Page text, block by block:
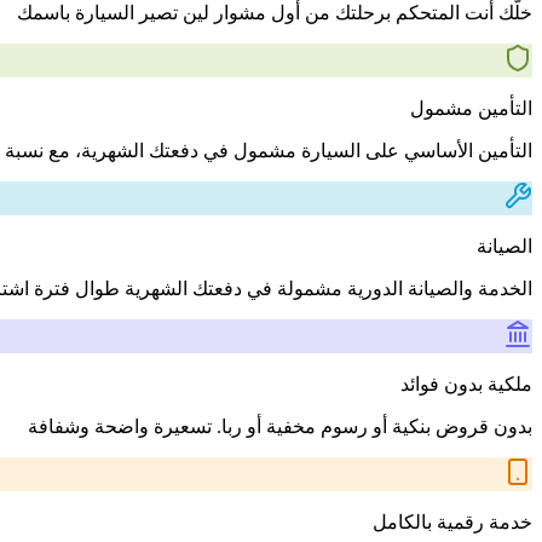
خلّك أنت المتحكم برحلتك من أول مشوار لين تصير السيارة باسمك
التأمين مشمول
التأمين الأساسي على السيارة مشمول في دفعتك الشهرية، مع
الصيانة
الخدمة والصيانة الدورية مشمولة في دفعتك الشهرية طوال فترة
ملكية بدون فوائد
بدون قروض بنكية أو رسوم مخفية أو ربا. تسعيرة واضحة وشفافة
خدمة رقمية بالكامل